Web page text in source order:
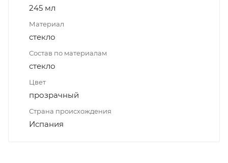
245 мл
Материал
стекло
Состав по материалам
стекло
Цвет
прозрачный
Страна происхождения
Испания